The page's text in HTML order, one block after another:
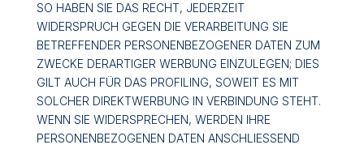
SO HABEN SIE DAS RECHT, JEDERZEIT
WIDERSPRUCH GEGEN DIE VERARBEITUNG SIE
BETREFFENDER PERSONENBEZOGENER DATEN ZUM
ZWECKE DERARTIGER WERBUNG EINZULEGEN; DIES
GILT AUCH FÜR DAS PROFILING, SOWEIT ES MIT
SOLCHER DIREKTWERBUNG IN VERBINDUNG STEHT.
WENN SIE WIDERSPRECHEN, WERDEN IHRE
PERSONENBEZOGENEN DATEN ANSCHLIESSEND